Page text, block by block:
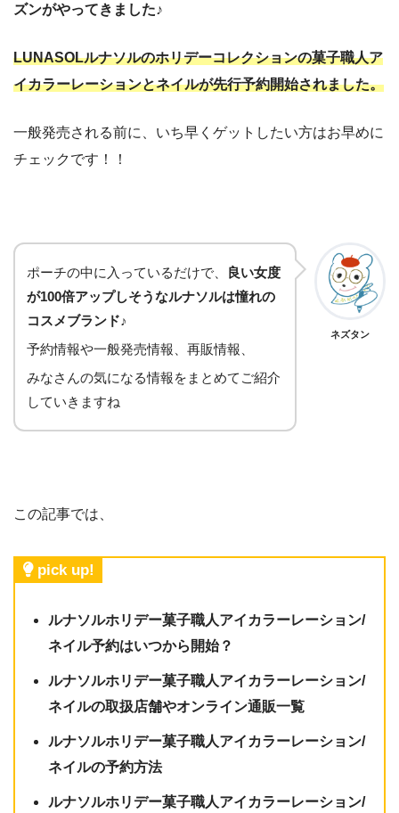
ズンがやってきました♪
LUNASOLルナソルのホリデーコレクションの菓子職人ア
イカラーレーションとネイルが先行予約開始されました。
一般発売される前に、いち早くゲットしたい方はお早めに
チェックです！！
ポーチの中に入っているだけで、
良い女度
が100倍アップしそうなルナソルは憧れの
コスメブランド♪
予約情報や一般発売情報、再販情報、
みなさんの気になる情報をまとめてご紹介
していきますね
ネズタン
この記事では、
pick up!
ルナソルホリデー菓子職人アイカラーレーション/
ネイル予約はいつから開始？
ルナソルホリデー菓子職人アイカラーレーション/
ネイルの取扱店舗やオンライン通販一覧
ルナソルホリデー菓子職人アイカラーレーション/
ネイルの予約方法
ルナソルホリデー菓子職人アイカラーレーション/